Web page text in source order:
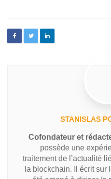
STANISLAS
Cofondateur et
possède une
traitement de l’actualité
la blockchain. Il écrit sur